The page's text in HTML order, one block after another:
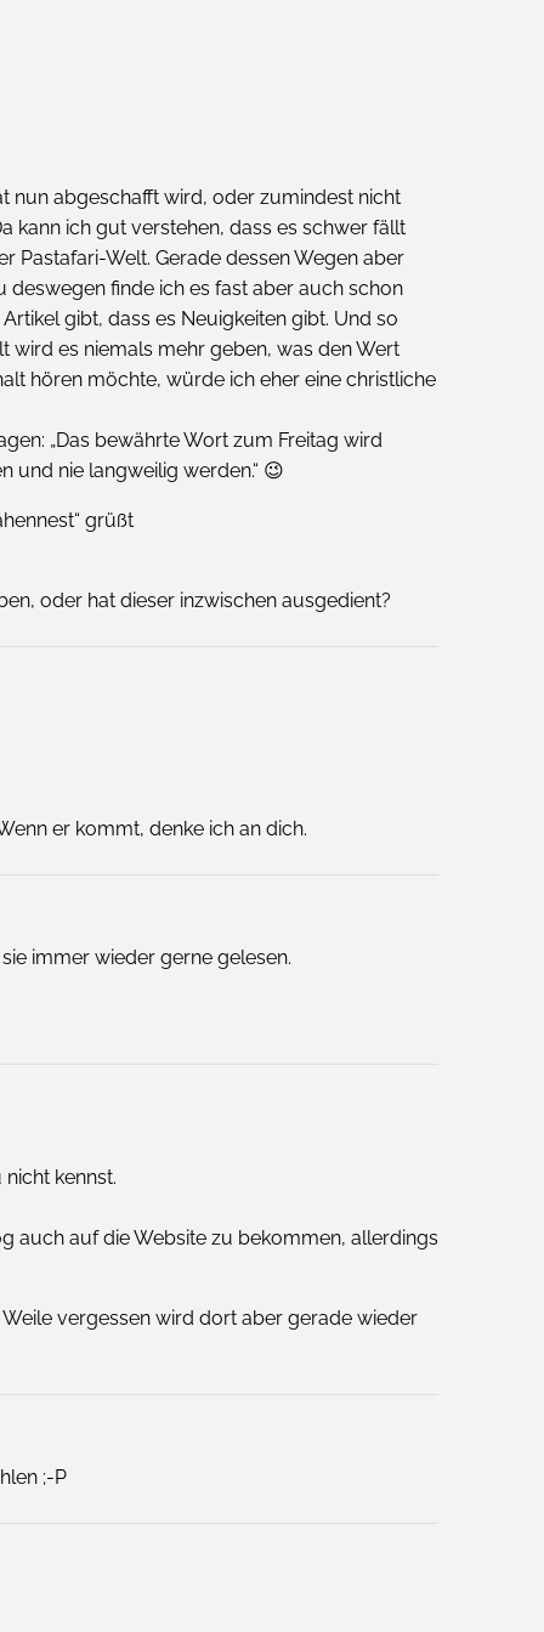
nun abgeschafft wird, oder zumindest nicht
kann ich gut verstehen, dass es schwer fällt
Pastafari-Welt. Gerade dessen Wegen aber
deswegen finde ich es fast aber auch schon
gibt, dass es Neuigkeiten gibt. Und so
wird es niemals mehr geben, was den Wert
hören möchte, würde ich eher eine christliche
„Das bewährte Wort zum Freitag wird
und nie langweilig werden.“ 😉
grüßt
oder hat dieser inzwischen ausgedient?
er kommt, denke ich an dich.
immer wieder gerne gelesen.
kennst.
auch auf die Website zu bekommen, allerdings
Weile vergessen wird dort aber gerade wieder
;-P